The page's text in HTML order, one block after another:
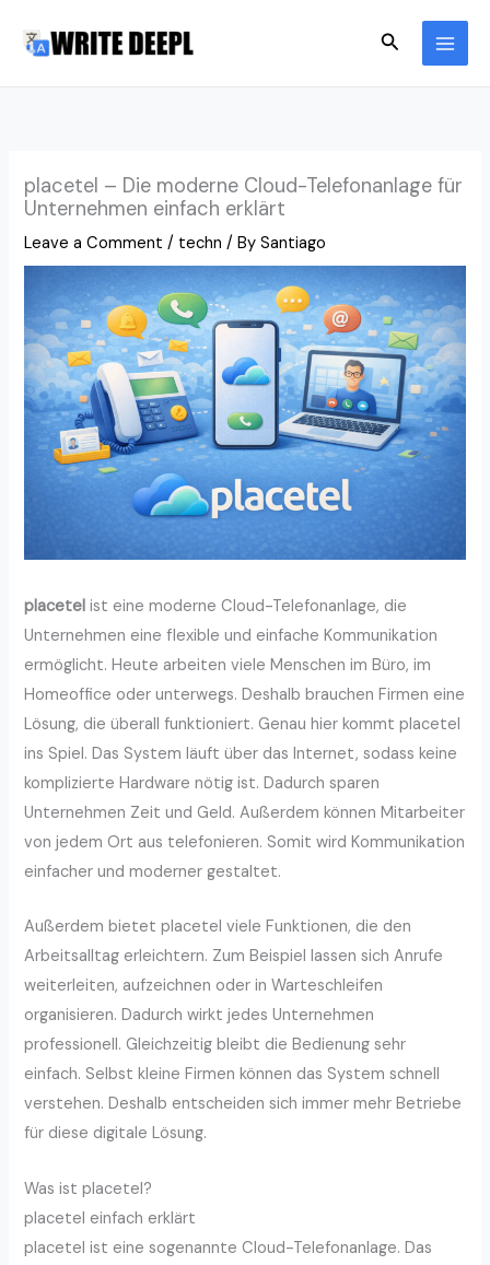
Search
placetel – Die moderne Cloud-Telefonanlage für
Unternehmen einfach erklärt
Leave a Comment / techn / BySantiago
placetel ist eine moderne Cloud-Telefonanlage, die
Unternehmen eine flexible und einfache Kommunikation
ermöglicht. Heute arbeiten viele Menschen im Büro, im
Homeoffice oder unterwegs. Deshalb brauchen Firmen eine
Lösung, die überall funktioniert. Genau hier kommt placetel
ins Spiel. Das System läuft über das Internet, sodass keine
komplizierte Hardware nötig ist. Dadurch sparen
Unternehmen Zeit und Geld. Außerdem können Mitarbeiter
von jedem Ort aus telefonieren. Somit wird Kommunikation
einfacher und moderner gestaltet.
Außerdem bietet placetel viele Funktionen, die den
Arbeitsalltag erleichtern. Zum Beispiel lassen sich Anrufe
weiterleiten, aufzeichnen oder in Warteschleifen
organisieren. Dadurch wirkt jedes Unternehmen
professionell. Gleichzeitig bleibt die Bedienung sehr
einfach. Selbst kleine Firmen können das System schnell
verstehen. Deshalb entscheiden sich immer mehr Betriebe
für diese digitale Lösung.
Was ist placetel?
placetel einfach erklärt
placetel ist eine sogenannte Cloud-Telefonanlage. Das